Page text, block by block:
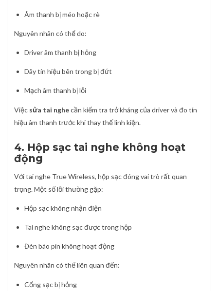
Âm thanh bị méo hoặc rè
Nguyên nhân có thể do:
Driver âm thanh bị hỏng
Dây tín hiệu bên trong bị đứt
Mạch âm thanh bị lỗi
Việc sửa tai nghecần kiểm tra trở kháng của driver và đo tín
hiệu âm thanh trước khi thay thế linh kiện.
4. Hộp sạc tai nghe không hoạt
động
Với tai nghe True Wireless, hộp sạc đóng vai trò rất quan
trọng. Một số lỗi thường gặp:
Hộp sạc không nhận điện
Tai nghe không sạc được trong hộp
Đèn báo pin không hoạt động
Nguyên nhân có thể liên quan đến:
Cổng sạc bị hỏng